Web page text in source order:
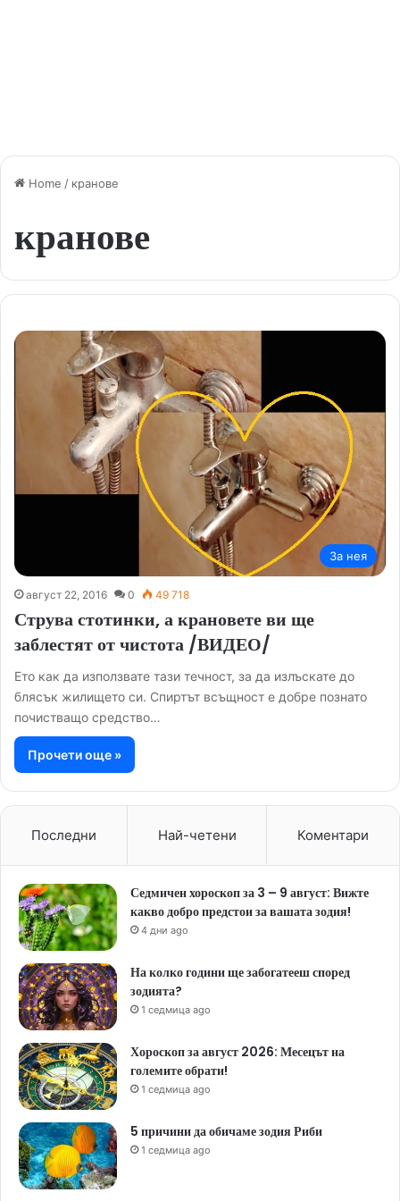
Home / кранове
кранове
За нея
август 22, 2016 0 49 718
Струва стотинки, а крановете ви ще
заблестят от чистота /ВИДЕО/
Ето как да използвате тази течност, за да излъскате до
блясък жилището си. Спиртът всъщност е добре познато
почистващо средство…
Прочети още »
Последни Най-четени Коментари
Седмичен хороскоп за 3 – 9 август: Вижте
какво добро предстои за вашата зодия!
4 дни ago
На колко години ще забогатееш според
зодията?
1 седмица ago
Хороскоп за август 2026: Месецът на
големите обрати!
1 седмица ago
5 причини да обичаме зодия Риби
1 седмица ago